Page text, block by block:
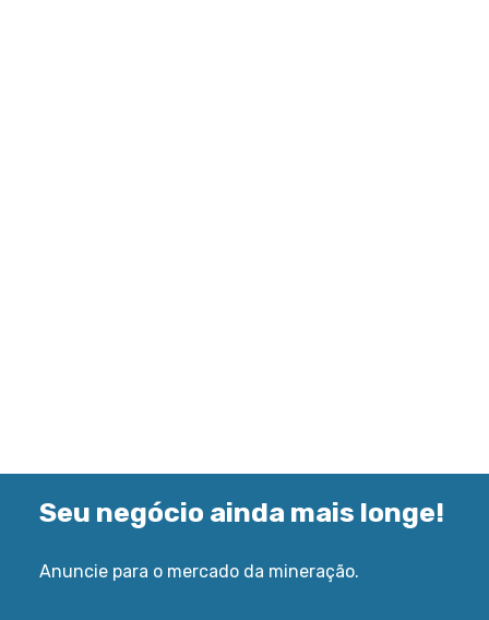
Seu negócio ainda mais longe!
Anuncie para o mercado da mineração.